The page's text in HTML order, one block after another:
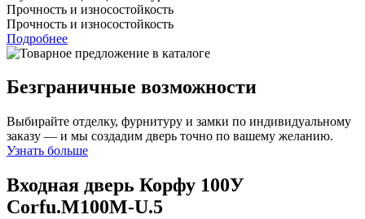
Прочность и износостойкость
Прочность и износостойкость
Подробнее
Безграничные возможности
Выбирайте отделку, фурнитуру и замки по индивидуальному
заказу — и мы создадим дверь точно по вашему желанию.
Узнать больше
Входная дверь Корфу 100У
Corfu.M100M-U.5